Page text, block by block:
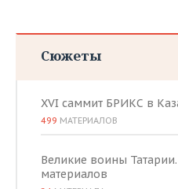
Сюжеты
XVI саммит БРИКС в
499 МАТЕРИАЛОВ
Великие воины
материалов